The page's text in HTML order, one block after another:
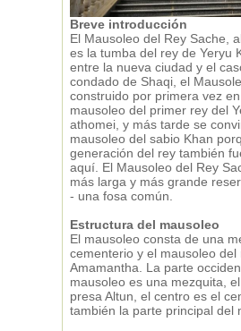
Breve introducción
El Mausoleo del Rey Sache,
es la tumba del rey de Yeryu
entre la nueva ciudad y el
condado de Shaqi, el
construido por primera vez
mausoleo del primer rey del
athomei, y más tarde se
mausoleo del sabio Khan
generación del rey también
aquí. El Mausoleo del Rey
más larga y más grande
- una fosa común.
Estructura del mausoleo
El mausoleo consta de una
cementerio y el mausoleo del
Amamantha. La parte
mausoleo es una mezquita,
presa Altun, el centro es el
también la parte principal del